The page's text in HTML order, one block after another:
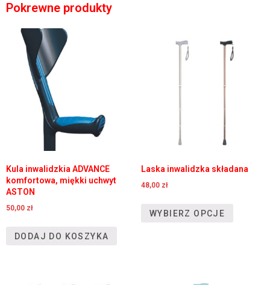
Pokrewne produkty
Kula inwalidzkia ADVANCE
komfortowa, miękki uchwyt
ASTON
50,00 zł
DODAJ DO KOSZYKA
Laska inwalidzka składana
48,00 zł
WYBIERZ OPCJE